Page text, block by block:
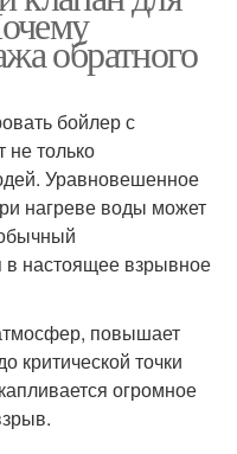
обратного
бойлер с
не только
Уравновешенное
нагреве воды может
в настоящее взрывное
повышает
критической точки
огромное